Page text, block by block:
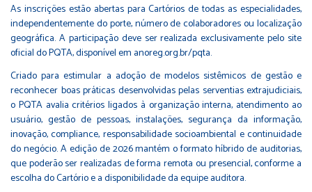
As inscrições estão abertas para Cartórios de todas as especialidades,
independentemente do porte, número de colaboradores ou localização
geográfica. A participação deve ser realizada exclusivamente pelo site
oficial do PQTA, disponível em anoreg.org.br/pqta.
Criado para estimular a adoção de modelos sistêmicos de gestão e
reconhecer boas práticas desenvolvidas pelas serventias extrajudiciais,
o PQTA avalia critérios ligados à organização interna, atendimento ao
usuário, gestão de pessoas, instalações, segurança da informação,
inovação, compliance, responsabilidade socioambiental e continuidade
do negócio. A edição de 2026 mantém o formato híbrido de auditorias,
que poderão ser realizadas de forma remota ou presencial, conforme a
escolha do Cartório e a disponibilidade da equipe auditora.